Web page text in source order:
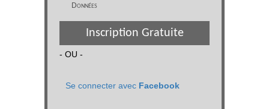
Données
Inscription Gratuite
- OU -
Se connecter avec Facebook